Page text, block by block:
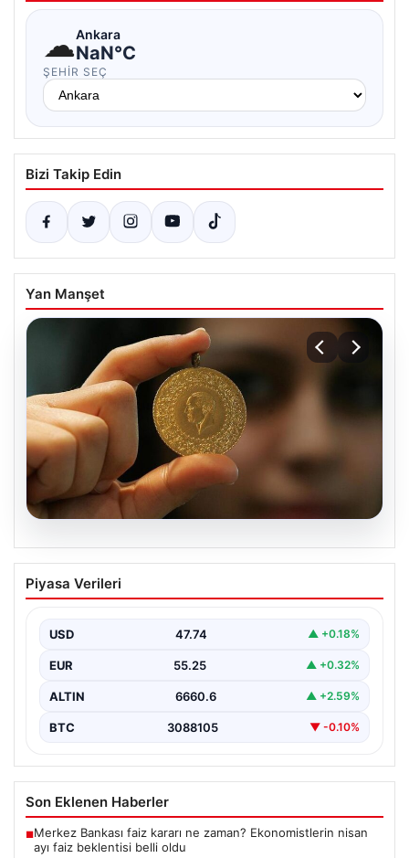
☁Ankara
NaN°C
ŞEHIR SEÇ
Bizi Takip Edin
Yan Manşet
22 Mayıs 2026 Güncel Altın Fiyatları ve
Analizi
hareketlilik yatırımcıların ve ilgili piyasa uzmanlarının
en…
Piyasa Verileri
USD 47.74 ▲ +0.18%
EUR 55.25 ▲ +0.32%
ALTIN 6660.6 ▲ +2.59%
BTC 3088105 ▼ -0.10%
Son Eklenen Haberler
■Merkez Bankası faiz kararı ne zaman? Ekonomistlerin nisan
ayı faiz beklentisi belli oldu